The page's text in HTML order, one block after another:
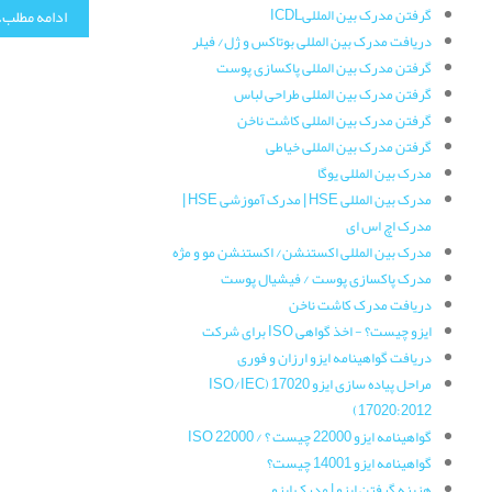
گرفتن مدرک بین المللیICDL
دریافت مدرک بین المللی بوتاکس و ژل/ فیلر
گرفتن مدرک بین المللی پاکسازی پوست
گرفتن مدرک بین المللی طراحی لباس
گرفتن مدرک بین المللی کاشت ناخن
گرفتن مدرک بین المللی خیاطی
مدرک بین المللی یوگا
مدرک بین المللی HSE | مدرک آموزشی HSE |
مدرک اچ اس ای
مدرک بین المللی اکستنشن/ اکستنشن مو و مژه
مدرک پاکسازی پوست / فیشیال پوست
دریافت مدرک کاشت ناخن
ایزو چیست؟ - اخذ گواهی ISO برای شرکت
دریافت گواهینامه ایزو ارزان و فوری
مراحل پیاده سازی ایزو 17020 (ISO/IEC
17020:2012)
گواهینامه ایزو 22000 چیست ؟ / ISO 22000
گواهینامه ایزو 14001 چیست؟
ادامه